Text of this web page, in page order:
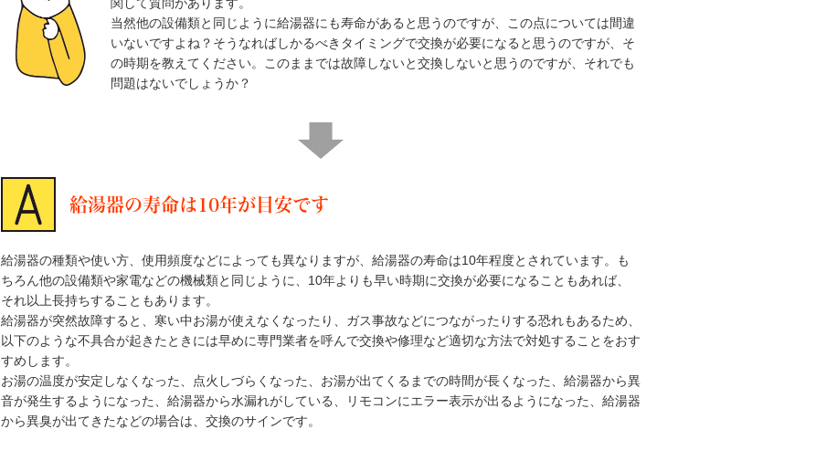
当然他の設備類と同じように給湯器にも寿命があると思うのですが、この点については間違
いないですよね？そうなればしかるべきタイミングで交換が必要になると思うのですが、そ
の時期を教えてください。このままでは故障しないと交換しないと思うのですが、それでも
問題はないでしょうか？
給湯器の寿命は10年が目安です
給湯器の種類や使い方、使用頻度などによっても異なりますが、給湯器の寿命は10年程度とされています。も
ちろん他の設備類や家電などの機械類と同じように、10年よりも早い時期に交換が必要になることもあれば、
それ以上長持ちすることもあります。
給湯器が突然故障すると、寒い中お湯が使えなくなったり、ガス事故などにつながったりする恐れもあるため、
以下のような不具合が起きたときには早めに専門業者を呼んで交換や修理など適切な方法で対処することをおす
すめします。
お湯の温度が安定しなくなった、点火しづらくなった、お湯が出てくるまでの時間が長くなった、給湯器から異
音が発生するようになった、給湯器から水漏れがしている、リモコンにエラー表示が出るようになった、給湯器
から異臭が出てきたなどの場合は、交換のサインです。